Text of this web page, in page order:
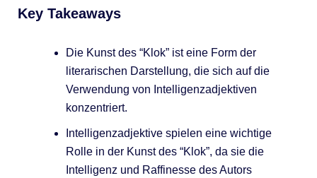
Key Takeaways
Die Kunst des “Klok” ist eine Form der
literarischen Darstellung, die sich auf die
Verwendung von Intelligenzadjektiven
konzentriert.
Intelligenzadjektive spielen eine wichtige
Rolle in der Kunst des “Klok”, da sie die
Intelligenz und Raffinesse des Autors